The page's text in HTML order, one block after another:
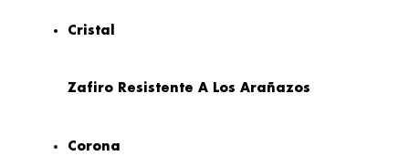
Cristal
Zafiro Resistente A Los Arañazos
Corona